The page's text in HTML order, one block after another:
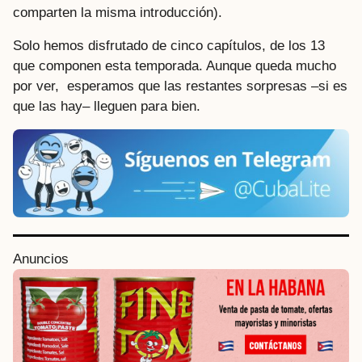
comparten la misma introducción).
Solo hemos disfrutado de cinco capítulos, de los 13
que componen esta temporada. Aunque queda mucho
por ver, esperamos que las restantes sorpresas –si es
que las hay– lleguen para bien.
Anuncios
P
o
s
P